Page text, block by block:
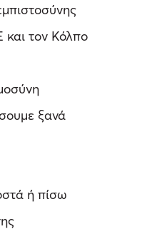
τον Κόλπο
ξανά
ή πίσω